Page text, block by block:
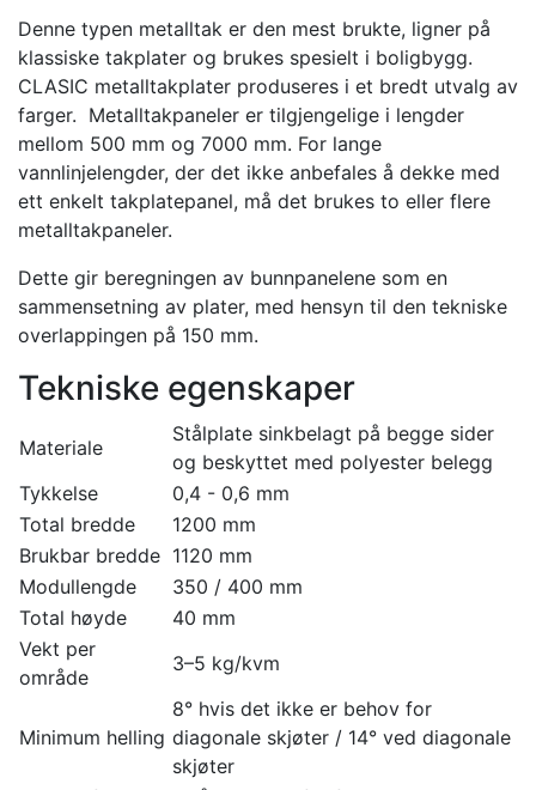
Denne typen metalltak er den mest brukte, ligner på
klassiske takplater og brukes spesielt i boligbygg.
CLASIC metalltakplater produseres i et bredt utvalg av
farger. Metalltakpaneler er tilgjengelige i lengder
mellom 500 mm og 7000 mm. For lange
vannlinjelengder, der det ikke anbefales å dekke med
ett enkelt takplatepanel, må det brukes to eller flere
metalltakpaneler.
Dette gir beregningen av bunnpanelene som en
sammensetning av plater, med hensyn til den tekniske
overlappingen på 150 mm.
Tekniske egenskaper
Materiale
Stålplate sinkbelagt på begge sider
og beskyttet med polyester belegg
Tykkelse
0,4 - 0,6 mm
Total bredde
1200 mm
Brukbar bredde 1120 mm
Modullengde
350 / 400 mm
Total høyde
40 mm
Vekt per
område
3–5 kg/kvm
Minimum helling
8° hvis det ikke er behov for
diagonale skjøter / 14° ved diagonale
skjøter